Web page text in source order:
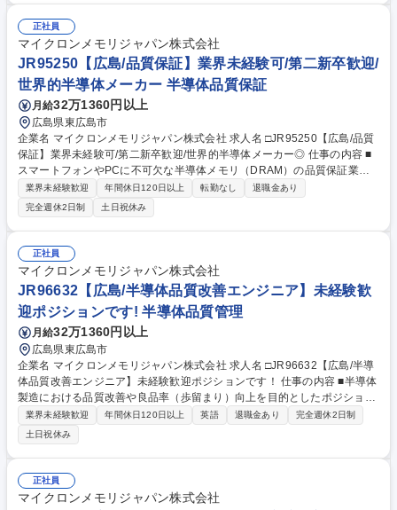
率を向上させる■トラブルシューティングを実施し、設備問題を迅速に解
決して効率的な稼働を確保する■設備およびソフトウェアのアップグレー
ドを実施し、設備性能の向上を図る■新規設備の立ち上げ業務を担当する■
クロスファンクショナルチームと連携し、プロセス改善の特定と確実な実
施 等 募集職種 JR84906【広島】スキャナー装置エンジニア/世界的半導体
メモリメーカー
正社員
マイクロンメモリジャパン株式会社
JR95250【広島/品質保証】業界未経験可/第二新卒歓迎/
世界的半導体メーカー 半導体品質保証
月給32万1360円以上
広島県東広島市
企業名 マイクロンメモリジャパン株式会社 求人名 □JR95250【広島/品質
保証】業界未経験可/第二新卒歓迎/世界的半導体メーカー◎ 仕事の内容 ■
スマートフォンやPCに不可欠な半導体メモリ（DRAM）の品質保証業務
（品質技術エンジニア）をお任せします。原材料や製造環境の管理、製品
品質の監視などを通じて、不良の未然防止と品質安定を実現します。 【詳
細】ご経験や適性に応じて以下の品質管理・保証業務を行います。 ■ガ
ス・薬液・純水などの原材料品質管理 ■温度・湿度をはじめとするクリー
ンルームの環境管理 ■製品品質の監視・評価 ■Chem Labでの不良原因の
分析・再現防止策の立案 【研修体制】半導体の基礎を学ぶトレーニングや
メンター制度、英語研修など、未経験から安心して成長できる環境が整っ
ています。 募集職種 □JR95250【広島/品質保証】業界未経験可/第二新卒
歓迎/世界的半導体メーカー◎
業界未経験歓迎 年間休日120日以上 転勤なし
退職金あり
完全週休2日制
土日祝休み
正社員
マイクロンメモリジャパン株式会社
JR96632【広島/半導体品質改善エンジニア】未経験歓
迎ポジションです! 半導体品質管理
月給32万1360円以上
広島県東広島市
企業名 マイクロンメモリジャパン株式会社 求人名 □JR96632【広島/半導
体品質改善エンジニア】未経験歓迎ポジションです！ 仕事の内容 ■半導体
製造における品質改善や良品率（歩留まり）向上を目的としたポジション
です。製造ラインで発生する不良や異常のデータを分析し、原因の特定と
改善策の提案・実行をチームで協力しながら進めます。 【詳細】■製造工
程の不良・異常データの分析と原因特定 ■製造現場と連携した再発防止策
の実施 ■新しい工程や改善策の導入および評価 ■不良の傾向や改善結果に
関する報告書の作成 ■グローバル拠点との情報共有やベストプラクティス
の展開 【魅力】未経験からデータ分析や問題解決の専門知識を習得可能。
業界未経験歓迎 年間休日120日以上 英語 退職金あり
完全週休2日制
土日祝休み
正社員
マイクロンメモリジャパン株式会社